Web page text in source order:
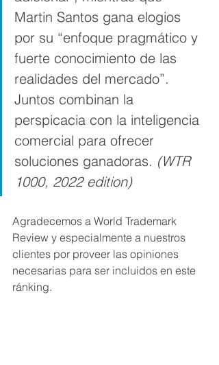
Martin Santos gana elogios
por su “enfoque pragmático y
fuerte conocimiento de las
realidades del mercado”.
Juntos combinan la
perspicacia con la inteligencia
comercial para ofrecer
soluciones ganadoras. (WTR
1000, 2022 edition)
Agradecemos a World Trademark
Review y especialmente a nuestros
clientes por proveer las opiniones
necesarias para ser incluidos en este
ránking.